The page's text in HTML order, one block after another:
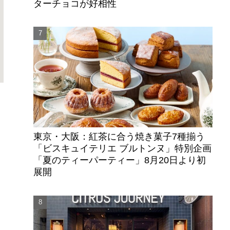
ターチョコが好相性
東京・大阪：紅茶に合う焼き菓子7種揃う
「ビスキュイテリエ ブルトンヌ」特別企画
「夏のティーパーティー」8月20日より初
展開